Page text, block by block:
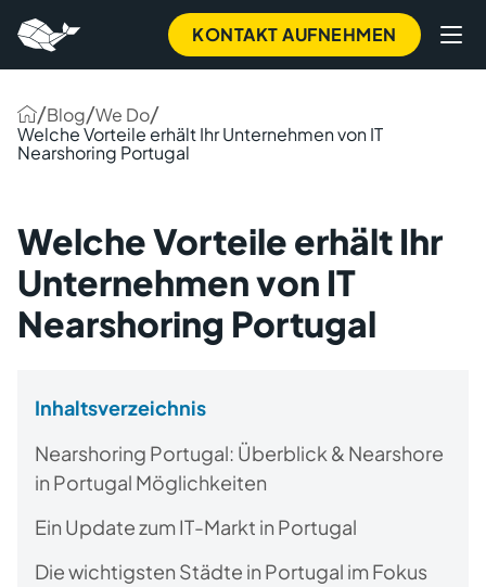
KONTAKT AUFNEHMEN
/Blog/We Do/
Welche Vorteile erhält Ihr Unternehmen von IT
Nearshoring Portugal
Welche Vorteile erhält Ihr
Unternehmen von IT
Nearshoring Portugal
Inhaltsverzeichnis
Nearshoring Portugal: Überblick & Nearshore
in Portugal Möglichkeiten
Ein Update zum IT-Markt in Portugal
Die wichtigsten Städte in Portugal im Fokus